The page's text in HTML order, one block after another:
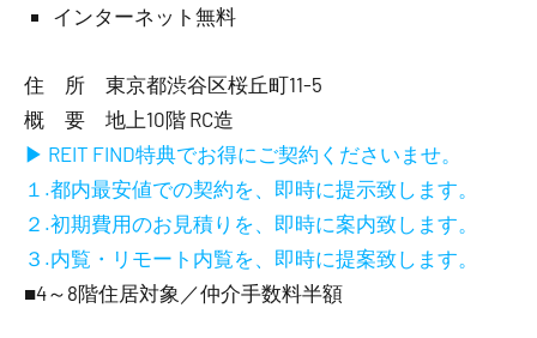
インターネット無料
住 所 東京都渋谷区桜丘町11-5
概 要 地上10階 RC造
▶ REIT FIND特典でお得にご契約くださいませ。
１.都内最安値での契約を、即時に提示致します。
２.初期費用のお見積りを、即時に案内致します。
３.内覧・リモート内覧を、即時に提案致します。
■4～8階住居対象／仲介手数料半額